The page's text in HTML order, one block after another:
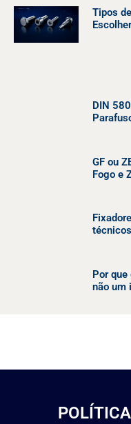
Tipos
DIN
GF ou
Fogo e
Por
não um